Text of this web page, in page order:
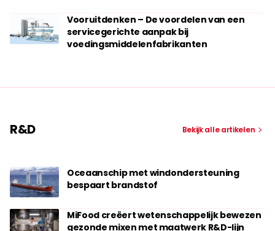
Vooruitdenken – De voordelen van een
servicegerichte aanpak bij
voedingsmiddelenfabrikanten
R&D Bekijk alle artikelen
Oceaanschip met windondersteuning
bespaart brandstof
MiFood creëert wetenschappelijk bewezen
gezonde mixen met maatwerk R&D-lijn